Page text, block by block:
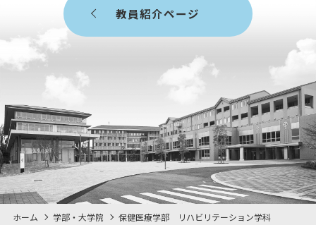
教員紹介ページ
ホーム 学部・大学院
保健医療学部 リハビリテーション学科